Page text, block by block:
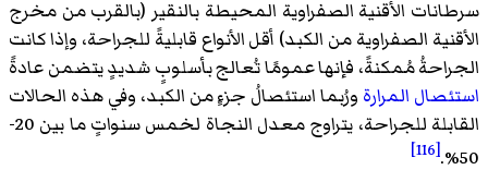
سرطانات الأقنية الصفراوية المحيطة بالنقير (بالقرب من مخرج
الأقنية الصفراوية من الكبد) أقل الأنواع قابليةً للجراحة، وإذا كانت
الجراحةُ مُمكنةً، فإنها عمومًا تُعالج بأسلوبٍ شديدٍ يتضمن عادةً
استئصال المرارة ورُبما استئصالُ جزءٍ من الكبد، وفي هذه الحالات
القابلة للجراحة، يتراوج معدل النجاة لخمس سنواتٍ ما بين 20-
50%.
[116]